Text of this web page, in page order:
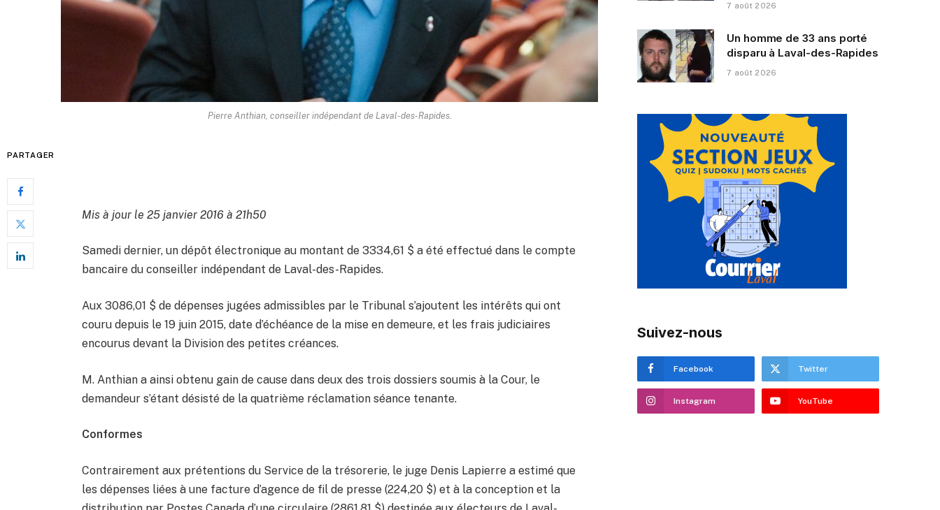
Pierre Anthian, conseiller indépendant de Laval-des-Rapides.
PARTAGER
Mis à jour le 25 janvier 2016 à 21h50
Samedi dernier, un dépôt électronique au montant de 3334,61 $ a été effectué dans le compte
bancaire du conseiller indépendant de Laval-des-Rapides.
Aux 3086,01 $ de dépenses jugées admissibles par le Tribunal s’ajoutent les intérêts qui ont
couru depuis le 19 juin 2015, date d’échéance de la mise en demeure, et les frais judiciaires
encourus devant la Division des petites créances.
M. Anthian a ainsi obtenu gain de cause dans deux des trois dossiers soumis à la Cour, le
demandeur s’étant désisté de la quatrième réclamation séance tenante.
Conformes
Contrairement aux prétentions du Service de la trésorerie, le juge Denis Lapierre a estimé que
les dépenses liées à une facture d’agence de fil de presse (224,20 $) et à la conception et la
7 août 2026
Un homme de 33 ans porté
disparu à Laval-des-Rapides
7 août 2026
Suivez-nous
Facebook Twitter
Instagram YouTube